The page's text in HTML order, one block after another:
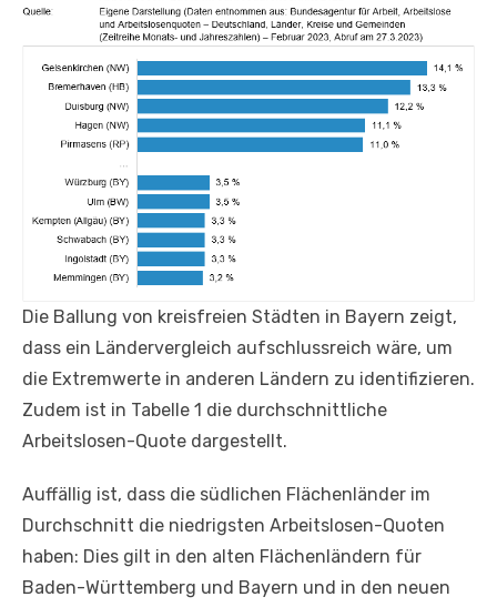
Die Ballung von kreisfreien Städten in Bayern zeigt,
dass ein Ländervergleich aufschlussreich wäre, um
die Extremwerte in anderen Ländern zu identifizieren.
Zudem ist in Tabelle 1 die durchschnittliche
Arbeitslosen-Quote dargestellt.
Auffällig ist, dass die südlichen Flächenländer im
Durchschnitt die niedrigsten Arbeitslosen-Quoten
haben: Dies gilt in den alten Flächenländern für
Baden-Württemberg und Bayern und in den neuen